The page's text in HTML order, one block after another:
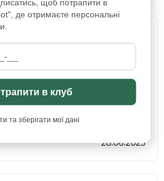
АК/AR. ОЛИВА.
і якісний.
28.06.2025
де отримаєте персональні
в клуб
та зберігати мої дані